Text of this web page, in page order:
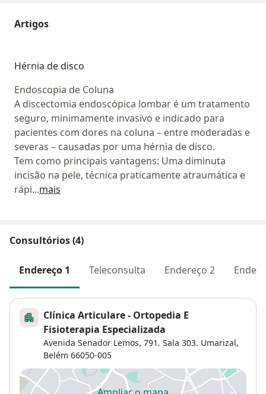
Artigos
Hérnia de disco
Endoscopia de Coluna
A discectomia endoscópica lombar é um tratamento
seguro, minimamente invasivo e indicado para
pacientes com dores na coluna – entre moderadas e
severas – causadas por uma hérnia de disco.
Tem como principais vantagens: Uma diminuta
incisão na pele, técnica praticamente atraumática e
rápi...mais
Consultórios (4)
Endereço 1 Teleconsulta Endereço 2
Clínica Articulare - Ortopedia E
Fisioterapia Especializada
Avenida Senador Lemos, 791. Sala 303. Umarizal,
Belém 66050-005